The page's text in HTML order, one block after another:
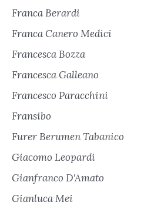
Franca Berardi
Franca Canero Medici
Francesca Bozza
Francesca Galleano
Francesco Paracchini
Fransibo
Furer Berumen Tabanico
Giacomo Leopardi
Gianfranco D'Amato
Gianluca Mei